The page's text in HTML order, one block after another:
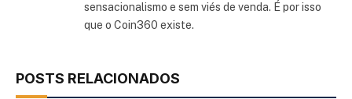
sensacionalismo e sem viés de venda. É por isso
que o Coin360 existe.
POSTS RELACIONADOS